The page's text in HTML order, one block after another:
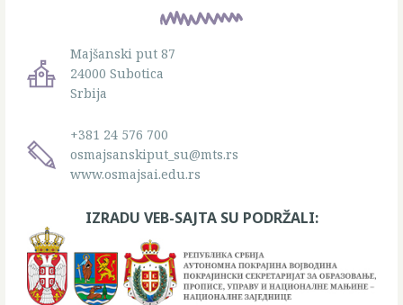
Majšanski put 87
24000 Subotica
Srbija
+381 24 576 700
osmajsanskiput_su@mts.rs
www.osmajsai.edu.rs
IZRADU VEB-SAJTA SU PODRŽALI: